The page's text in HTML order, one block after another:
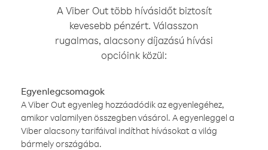
A Viber Out több hívásidőt biztosít
kevesebb pénzért. Válasszon
rugalmas, alacsony díjazású hívási
opcióink közül:
Egyenlegcsomagok
A Viber Out egyenleg hozzáadódik az egyenlegéhez,
amikor valamilyen összegben vásárol. A egyenleggel a
Viber alacsony tarifáival indíthat hívásokat a világ
bármely országába.